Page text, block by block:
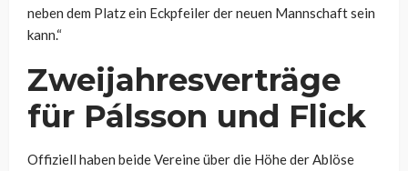
neben dem Platz ein Eckpfeiler der neuen Mannschaft sein
kann.“
Zweijahresverträge
für Pálsson und Flick
Offiziell haben beide Vereine über die Höhe der Ablöse